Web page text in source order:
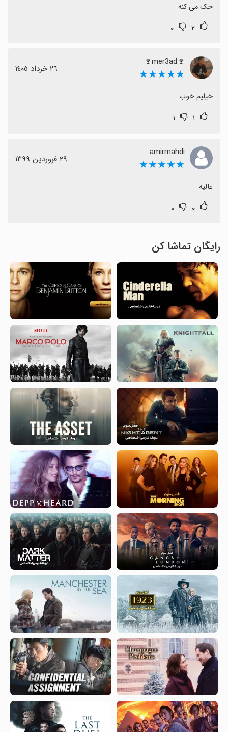
حک می کنه
۲ ۰
🍷mer3ad🍷
★★★★★ ٢٦ خرداد ١٤٠٥
خیلیم خوب
۱ ۱
amirmahdi
★★★★★ ٢٩ فروردین ١٣٩٩
عالیه
۰ ۰
رایگان تماشا کن